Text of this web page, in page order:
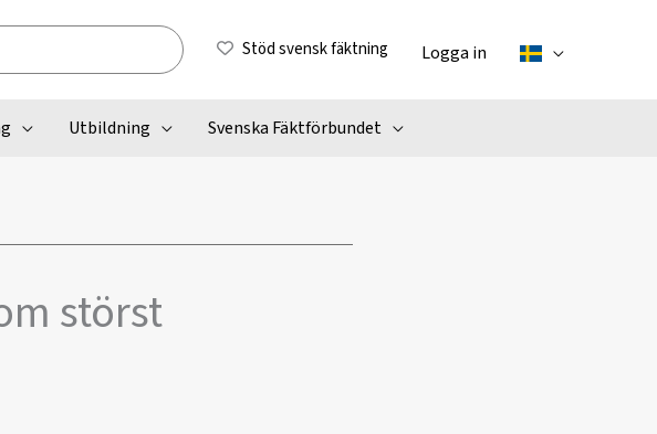
Stöd svensk fäktning Logga in
Utbildning Svenska Fäktförbundet
störst